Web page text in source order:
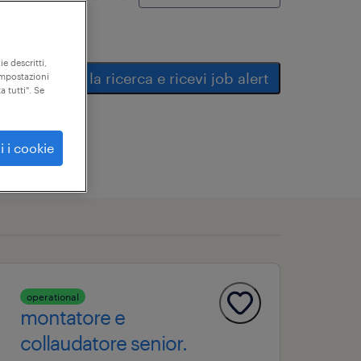
salva la ricerca e ricevi job alert
operational
montatore e
collaudatore senior.
descritti,
tutti". Se
i cookie